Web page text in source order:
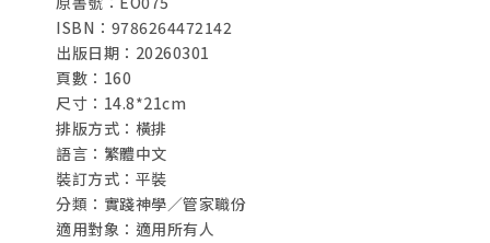
與群體中彰顯。願神使用這本書，成為許多弟兄姊妹的祝
福。
──曾國生，好消息電視台執行長
先驅者馬克．杜龐在1992年看到開眼異象，並領受啟示，19
93到1994那個冬天，在多倫多將會展開一個影響列國的運
動。果然，多倫多的復興吸引了數百萬人從世界各地前去拜
訪，許多當代知名的領袖生命和事奉都因此大受祝福。在華
ISBN：9786264472142
出版日期：20260301
頁數：160
尺寸：14.8*21cm
排版方式：橫排
語言：繁體中文
裝訂方式：平裝
分類：實踐神學／管家職份
適用對象：適用所有人